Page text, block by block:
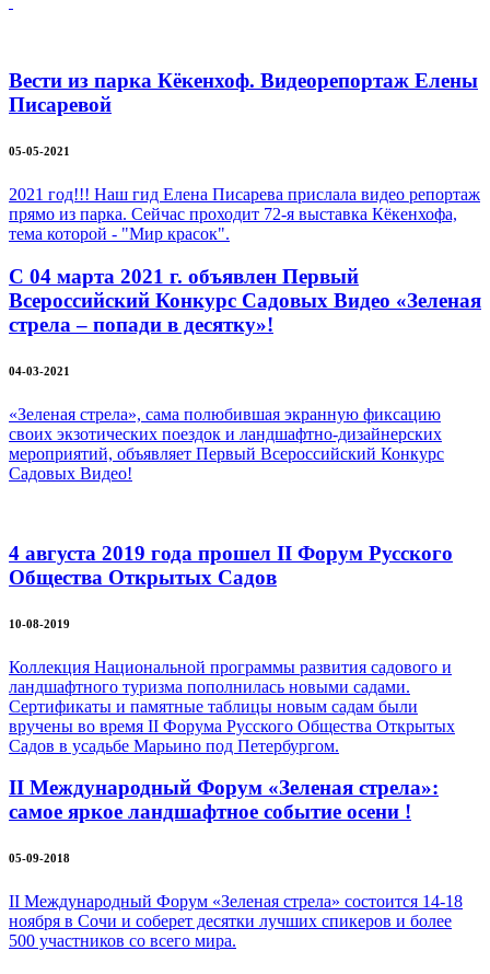
Вести из парка Кёкенхоф. Видеорепортаж Елены
Писаревой
05-05-2021
2021 год!!! Наш гид Елена Писарева прислала видео репортаж
прямо из парка. Сейчас проходит 72-я выставка Кёкенхофа,
тема которой - "Мир красок".
С 04 марта 2021 г. объявлен Первый
Всероссийский Конкурс Садовых Видео «Зеленая
стрела – попади в десятку»!
04-03-2021
«Зеленая стрела», сама полюбившая экранную фиксацию
своих экзотических поездок и ландшафтно-дизайнерских
мероприятий, объявляет Первый Всероссийский Конкурс
Садовых Видео!
4 августа 2019 года прошел II Форум Русского
Общества Открытых Садов
10-08-2019
Коллекция Национальной программы развития садового и
ландшафтного туризма пополнилась новыми садами.
Сертификаты и памятные таблицы новым садам были
вручены во время II Форума Русского Общества Открытых
Садов в усадьбе Марьино под Петербургом.
II Международный Форум «Зеленая стрела»:
самое яркое ландшафтное событие осени !
05-09-2018
II Международный Форум «Зеленая стрела» состоится 14-18
ноября в Сочи и соберет десятки лучших спикеров и более
500 участников со всего мира.